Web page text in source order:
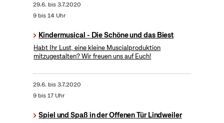
29.6. bis3.7.2020
9 bis 14 Uhr
Kindermusical - Die Schöne und das Biest
Habt Ihr Lust, eine kleine Muscialproduktion
mitzugestalten? Wir freuen uns auf Euch!
29.6. bis3.7.2020
9 bis 17 Uhr
Spiel und Spaß in der Offenen Tür Lindweiler